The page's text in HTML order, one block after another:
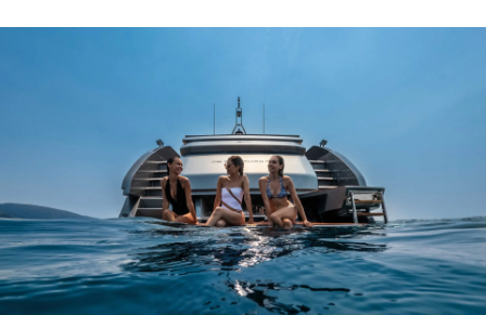
Moteur CV Vitesse max.
Autonomie à la vitesse de
croisière
320 [nm]